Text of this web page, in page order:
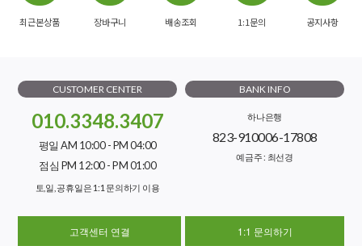
최근본상품 장바구니 배송조회 1:1문의 공지사항
CUSTOMER CENTER
010.3348.3407
평일 AM 10:00 - PM 04:00
점심 PM 12:00 - PM 01:00
토,일, 공휴일은 1:1 문의하기 이용
BANK INFO
하나은행
823-910006-17808
예금주 : 최선경
고객센터 연결 1:1 문의하기